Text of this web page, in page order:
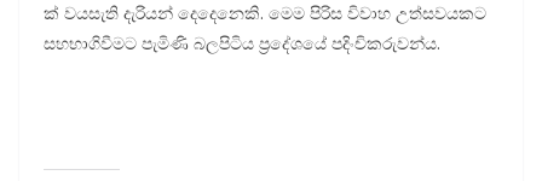
ක් වයසැති දැරියන් දෙදෙනෙකි. මෙම පිරිස විවාහ උත්සවයකට
සහභාගිවීමට පැමිණි බලපිටිය ප්‍රදේශයේ පදිංචිකරුවන්ය.